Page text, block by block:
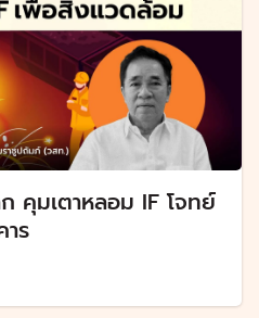
คุมเตาหลอม IF โจทย์
ร